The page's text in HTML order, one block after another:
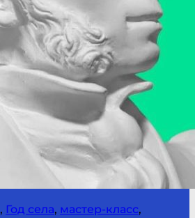
, Год села, мастер-класс,